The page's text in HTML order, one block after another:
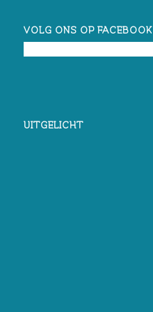
VOLG ONS OP FACEBOOK
UITGELICHT